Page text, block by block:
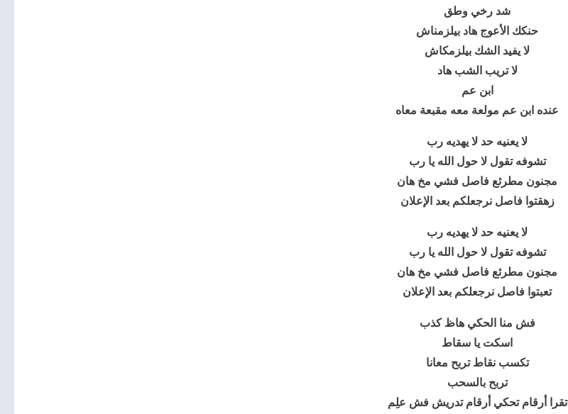
شد رخي وطق
حنكك الأعوج هاد بيلزمناش
لا يفيد الشك بيلزمكاش
لا تريب الشب هاد
ابن عم
عنده ابن عم مولعة معه مقبعة معاه
لا يعنيه حد لا يهديه رب
تشوفه تقول لا حول الله يا رب
مجنون مطرئع فاصل فشي مخ هان
زهقتوا فاصل نرجعلكم بعد الإعلان
لا يعنيه حد لا يهديه رب
تشوفه تقول لا حول الله يا رب
مجنون مطرئع فاصل فشي مخ هان
تعبتوا فاصل نرجعلكم بعد الإعلان
فش منا الحكي هاظ كذب
اسكت يا سقاط
تكسب نقاط تربح معانا
تربح بالسحب
تقرا أرقام تحكي أرقام تدريش فش علِم